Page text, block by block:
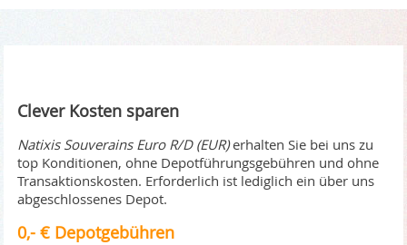
Clever Kosten sparen
Natixis Souverains Euro R/D (EUR)erhalten Sie bei uns zu
top Konditionen, ohne Depotführungsgebühren und ohne
Transaktionskosten. Erforderlich ist lediglich ein über uns
abgeschlossenes Depot.
0,- € Depotgebühren